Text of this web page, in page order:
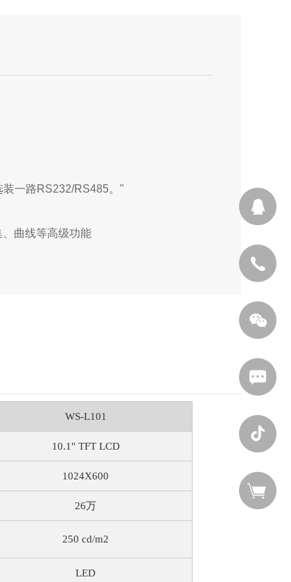
一路RS232/RS485。"
WS-L101
10.1" TFT LCD
1024X600
26万
250 cd/m2
LED